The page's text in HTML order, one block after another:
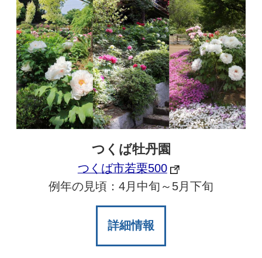
つくば牡丹園
つくば市若栗500
例年の見頃：4月中旬～5月下旬
詳細情報